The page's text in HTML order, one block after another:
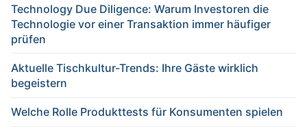
Technology Due Diligence: Warum Investoren die
Technologie vor einer Transaktion immer häufiger
prüfen
Aktuelle Tischkultur-Trends: Ihre Gäste wirklich
begeistern
Welche Rolle Produkttests für Konsumenten spielen